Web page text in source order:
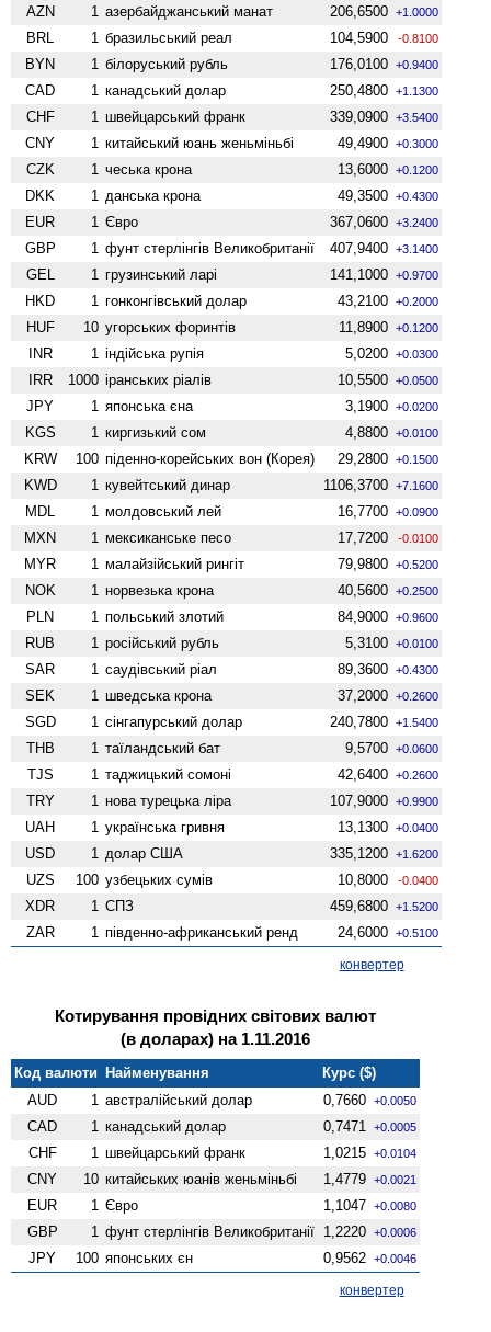
AZN 1 азербайджанський манат 206,6500 +1.0000
BRL 1 бразильський реал 104,5900 -0.8100
BYN 1 білоруський рубль 176,0100 +0.9400
CAD 1 канадський долар 250,4800 +1.1300
CHF 1 швейцарський франк 339,0900 +3.5400
CNY 1 китайський юань женьмiньбi 49,4900 +0.3000
CZK 1 чеська крона 13,6000 +0.1200
DKK 1 данська крона 49,3500 +0.4300
EUR 1 Євро 367,0600 +3.2400
GBP 1 фунт стерлінгів Велико­британії 407,9400 +3.1400
GEL 1 грузинський ларі 141,1000 +0.9700
HKD 1 гонконгівський долар 43,2100 +0.2000
HUF 10 угорських форинтів 11,8900 +0.1200
INR 1 індійська рупія 5,0200 +0.0300
IRR 1000 іранських ріалів 10,5500 +0.0500
JPY 1 японська єна 3,1900 +0.0200
KGS 1 киргизький сом 4,8800 +0.0100
KRW 100 піденно-корейських вон (Корея) 29,2800 +0.1500
KWD 1 кувейтський динар 1106,3700 +7.1600
MDL 1 молдовський лей 16,7700 +0.0900
MXN 1 мексиканське песо 17,7200 -0.0100
MYR 1 малайзійський рингіт 79,9800 +0.5200
NOK 1 норвезька крона 40,5600 +0.2500
PLN 1 польський злотий 84,9000 +0.9600
RUB 1 російський рубль 5,3100 +0.0100
SAR 1 саудівський ріал 89,3600 +0.4300
SEK 1 шведська крона 37,2000 +0.2600
SGD 1 сінгапурський долар 240,7800 +1.5400
THB 1 таїландський бат 9,5700 +0.0600
TJS 1 таджицький сомоні 42,6400 +0.2600
TRY 1 нова турецька ліра 107,9000 +0.9900
UAH 1 українська гривня 13,1300 +0.0400
USD 1 долар США 335,1200 +1.6200
UZS 100 узбецьких сумів 10,8000 -0.0400
XDR 1 СПЗ 459,6800 +1.5200
ZAR 1 південно-африканський ренд 24,6000 +0.5100
конвертер
Котирування провідних світових валют
(в доларах) на 1.11.2016
Код валюти Найменування
Курс ($)
AUD
1 австралійський долар 0,7660 +0.0050
CAD 1 канадський долар 0,7471 +0.0005
CHF 1 швейцарський франк 1,0215 +0.0104
CNY 10 китайських юанів женьмiньбi 1,4779 +0.0021
EUR 1 Євро 1,1047 +0.0080
GBP 1 фунт стерлінгів Велико­британії 1,2220 +0.0006
JPY 100 японських єн 0,9562 +0.0046
конвертер